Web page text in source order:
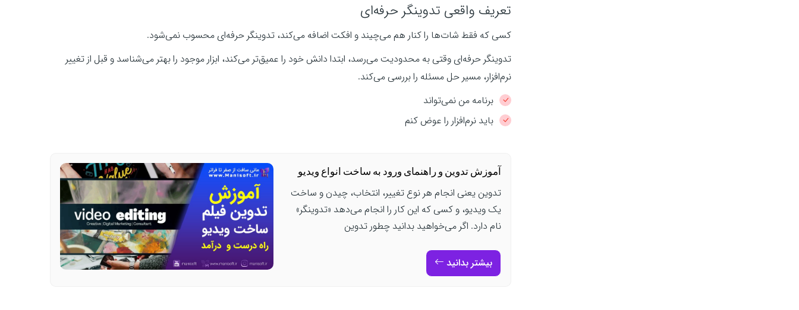
تعریف واقعی تدوینگر حرفه‌ای
کسی که فقط شات‌ها را کنار هم می‌چیند و افکت اضافه می‌کند، تدوینگر حرفه‌ای محسوب نمی‌شود.
تدوینگر حرفه‌ای وقتی به محدودیت می‌رسد، ابتدا دانش خود را عمیق‌تر می‌کند، ابزار موجود را بهتر می‌شناسد و قبل از تغییر
نرم‌افزار، مسیر حل مسئله را بررسی می‌کند.
برنامه من نمی‌تواند
باید نرم‌افزار را عوض کنم
آموزش تدوین و راهنمای ورود به ساخت انواع ویدیو
تدوین یعنی انجام هر نوع تغییر، انتخاب، چیدن و ساخت
یک ویدیو، و کسی که این کار را انجام می‌دهد «تدوینگر»
نام دارد. اگر می‌خواهید بدانید چطور تدوین
بیشتر بدانید